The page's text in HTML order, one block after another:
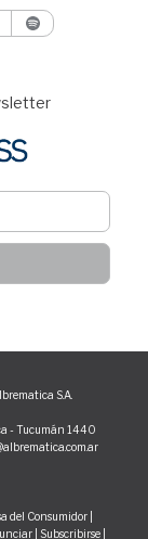
S.A.
- Tucumán 1440
del Consumidor
| Subscribirse